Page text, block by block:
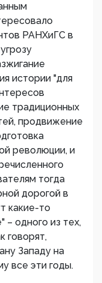
РАНХиГС в
истории "для
традиционных
продвижение
революции, и
тогда
дорогой в
какие-то
– одного из тех,
говорят,
Западу на
все эти годы.